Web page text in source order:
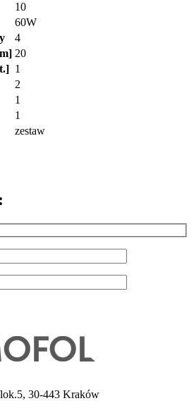
10
60W
4
20
1
2
1
1
zestaw
30-443 Kraków